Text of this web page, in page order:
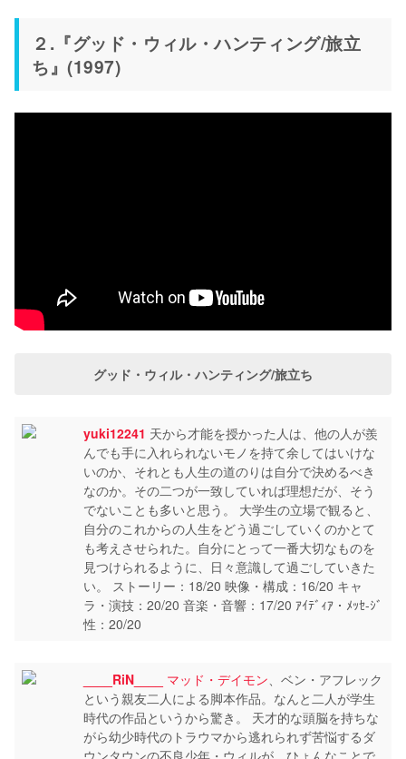
２.『グッド・ウィル・ハンティング/旅立
ち』(1997)
グッド・ウィル・ハンティング/旅立ち
yuki12241 天から才能を授かった人は、他の人が羨
んでも手に入れられないモノを持て余してはいけな
いのか、それとも人生の道のりは自分で決めるべき
なのか。その二つが一致していれば理想だが、そう
でないことも多いと思う。 大学生の立場で観ると、
自分のこれからの人生をどう過ごしていくのかとて
も考えさせられた。自分にとって一番大切なものを
見つけられるように、日々意識して過ごしていきた
い。 ストーリー：18/20 映像・構成：16/20 キャ
ラ・演技：20/20 音楽・音響：17/20 ｱｲﾃﾞｨｱ・ﾒｯｾ-ｼﾞ
性：20/20
____RiN____ マッド・デイモン 、ベン・アフレック
という親友二人による脚本作品。なんと二人が学生
時代の作品というから驚き。 天才的な頭脳を持ちな
がら幼少時代のトラウマから逃れられず苦悩するダ
ウンタウンの不良少年・ウィルが、ひょんなことで